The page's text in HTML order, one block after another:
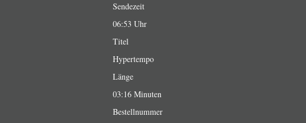
Sendezeit
06:53 Uhr
Titel
Hypertempo
Länge
03:16 Minuten
Bestellnummer